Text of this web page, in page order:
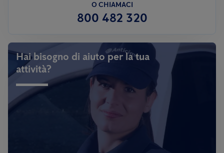
O CHIAMACI
800 482 320
Hai bisogno di aiuto per la tua
attività?